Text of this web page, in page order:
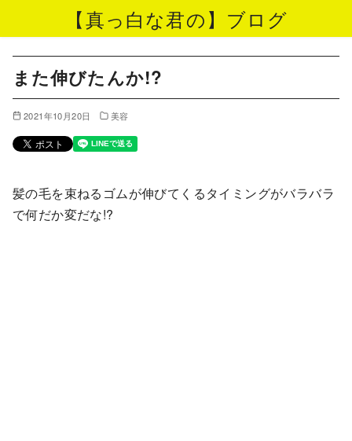
【真っ白な君の】ブログ
また伸びたんか!?
2021年10月20日 美容
髪の毛を束ねるゴムが伸びてくるタイミングがバラバラ
で何だか変だな!?